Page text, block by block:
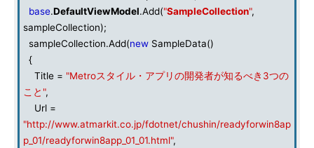
base.DefaultViewModel.Add("SampleCollection",
sampleCollection);
sampleCollection.Add(new SampleData()
{
Title = "Metroスタイル・アプリの開発者が知るべき3つの
こと",
Url =
"http://www.atmarkit.co.jp/fdotnet/chushin/readyforwin8ap
p_01/readyforwin8app_01_01.html",